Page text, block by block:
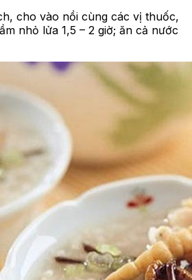
cho vào nồi cùng các vị thuốc,
nhỏ lửa 1,5 – 2 giờ; ăn cả nước